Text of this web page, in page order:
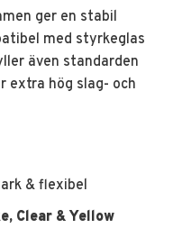
ger en stabil
med styrkeglas
även standarden
extra hög slag- och
& flexibel
Clear & Yellow